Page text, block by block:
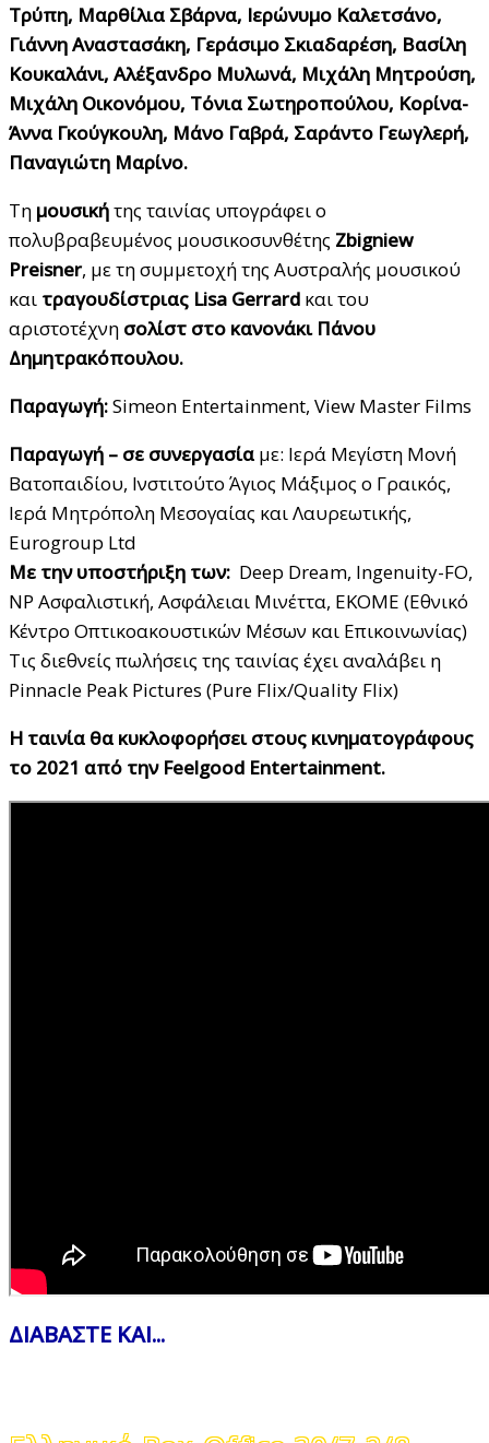
Τρύπη, Μαρθίλια Σβάρνα, Ιερώνυμο Καλετσάνο,
Γιάννη Αναστασάκη, Γεράσιμο Σκιαδαρέση, Βασίλη
Κουκαλάνι, Αλέξανδρο Μυλωνά, Μιχάλη Μητρούση,
Μιχάλη Οικονόμου, Τόνια Σωτηροπούλου, Κορίνα-
Άννα Γκούγκουλη, Μάνο Γαβρά, Σαράντο Γεωγλερή,
Παναγιώτη Μαρίνο.
Τη μουσικήτης ταινίας υπογράφει ο
πολυβραβευμένος μουσικοσυνθέτης Ζbigniew
Preisner, με τη συμμετοχή της Αυστραλής μουσικού
και τραγουδίστριας Lisa Gerrard και του
αριστοτέχνη σολίστ στο κανονάκι Πάνου
Δημητρακόπουλου.
Παραγωγή:Simeon Entertainment, View Master Films
Παραγωγή – σε συνεργασία με: Ιερά Μεγίστη Μονή
Βατοπαιδίου, Ινστιτούτο Άγιος Μάξιμος o Γραικός,
Ιερά Μητρόπολη Μεσογαίας και Λαυρεωτικής,
Eurogroup Ltd
Mε την υποστήριξη των: Deep Dream, Ingenuity-FO,
NP Ασφαλιστική, Ασφάλειαι Μινέττα, ΕΚΟΜΕ (Εθνικό
Κέντρο Οπτικοακουστικών Μέσων και Επικοινωνίας)
Τις διεθνείς πωλήσεις της ταινίας έχει αναλάβει η
Pinnacle Peak Pictures (Pure Flix/Quality Flix)
H ταινία θα κυκλοφορήσει στους κινηματογράφους
το 2021 από την Feelgood Entertainment.
ΔΙΑΒΑΣΤΕ ΚΑΙ...